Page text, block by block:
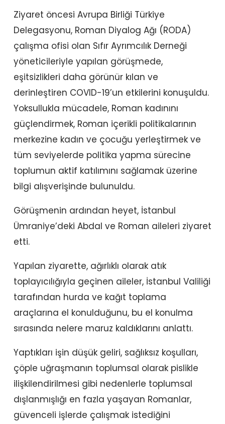
Ziyaret öncesi Avrupa Birliği Türkiye
Delegasyonu, Roman Diyalog Ağı (RODA)
çalışma ofisi olan Sıfır Ayrımcılık Derneği
yöneticileriyle yapılan görüşmede,
eşitsizlikleri daha görünür kılan ve
derinleştiren COVID-19’un etkilerini konuşuldu.
Yoksullukla mücadele, Roman kadınını
güçlendirmek, Roman içerikli politikalarının
merkezine kadın ve çocuğu yerleştirmek ve
tüm seviyelerde politika yapma sürecine
toplumun aktif katılımını sağlamak üzerine
bilgi alışverişinde bulunuldu.
Görüşmenin ardından heyet, İstanbul
Ümraniye’deki Abdal ve Roman aileleri ziyaret
etti.
Yapılan ziyarette, ağırlıklı olarak atık
toplayıcılığıyla geçinen aileler, İstanbul Valiliği
tarafından hurda ve kağıt toplama
araçlarına el konulduğunu, bu el konulma
sırasında nelere maruz kaldıklarını anlattı.
Yaptıkları işin düşük geliri, sağlıksız koşulları,
çöple uğraşmanın toplumsal olarak pislikle
ilişkilendirilmesi gibi nedenlerle toplumsal
dışlanmışlığı en fazla yaşayan Romanlar,
güvenceli işlerde çalışmak istediğini